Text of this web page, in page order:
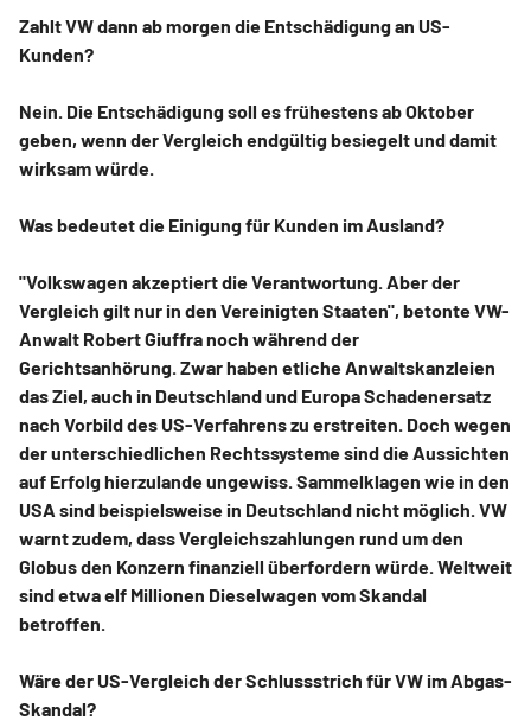
Zahlt VW dann ab morgen die Entschädigung an US-
Kunden?
Nein. Die Entschädigung soll es frühestens ab Oktober
geben, wenn der Vergleich endgültig besiegelt und damit
wirksam würde.
Was bedeutet die Einigung für Kunden im Ausland?
"Volkswagen akzeptiert die Verantwortung. Aber der
Vergleich gilt nur in den Vereinigten Staaten", betonte VW-
Anwalt Robert Giuffra noch während der
Gerichtsanhörung. Zwar haben etliche Anwaltskanzleien
das Ziel, auch in Deutschland und Europa Schadenersatz
nach Vorbild des US-Verfahrens zu erstreiten. Doch wegen
der unterschiedlichen Rechtssysteme sind die Aussichten
auf Erfolg hierzulande ungewiss. Sammelklagen wie in den
USA sind beispielsweise in Deutschland nicht möglich. VW
warnt zudem, dass Vergleichszahlungen rund um den
Globus den Konzern finanziell überfordern würde. Weltweit
sind etwa elf Millionen Dieselwagen vom Skandal
betroffen.
Wäre der US-Vergleich der Schlussstrich für VW im Abgas-
Skandal?